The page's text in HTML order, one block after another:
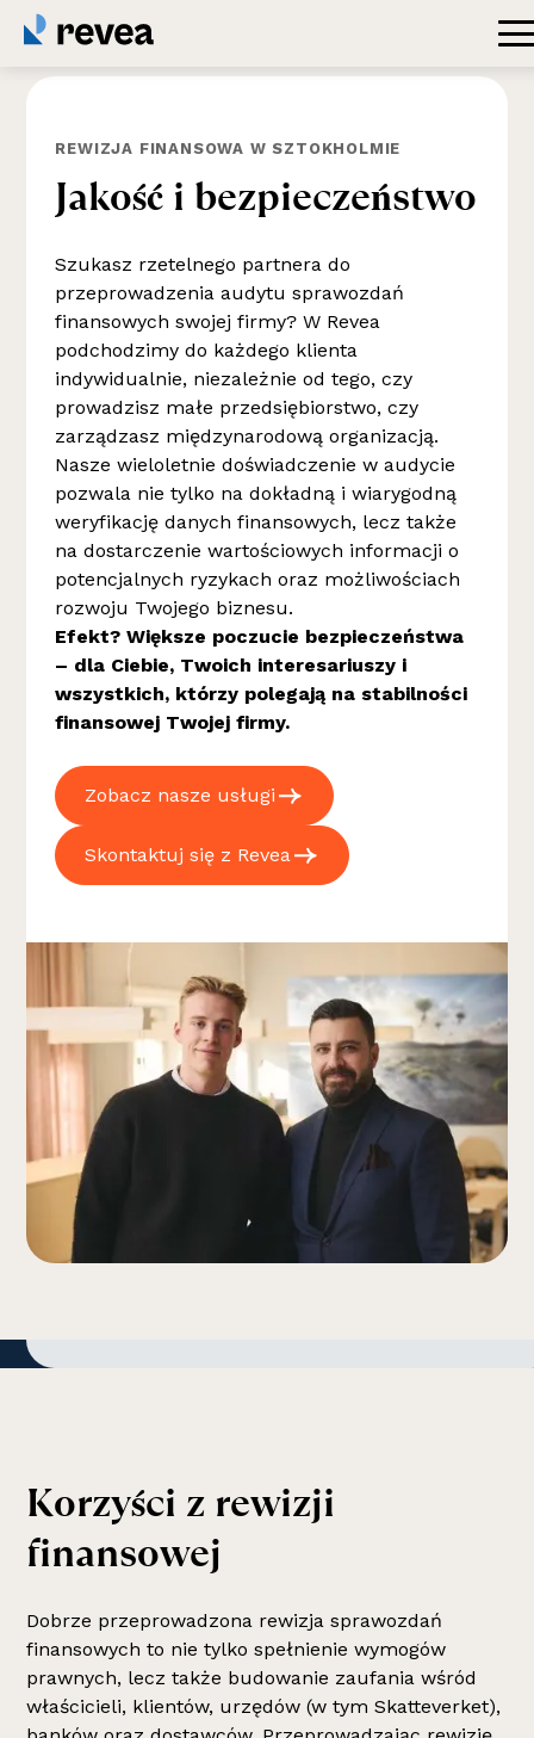
REWIZJA FINANSOWA W SZTOKHOLMIE
Jakość i bezpieczeństwo
Szukasz rzetelnego partnera do
przeprowadzenia audytu sprawozdań
finansowych swojej firmy? W Revea
podchodzimy do każdego klienta
indywidualnie, niezależnie od tego, czy
prowadzisz małe przedsiębiorstwo, czy
zarządzasz międzynarodową organizacją.
Nasze wieloletnie doświadczenie w audycie
pozwala nie tylko na dokładną i wiarygodną
weryfikację danych finansowych, lecz także
na dostarczenie wartościowych informacji o
potencjalnych ryzykach oraz możliwościach
rozwoju Twojego biznesu.
Efekt? Większe poczucie bezpieczeństwa
– dla Ciebie, Twoich interesariuszy i
wszystkich, którzy polegają na stabilności
finansowej Twojej firmy.
Zobacz nasze usługi
Skontaktuj się z Revea
Korzyści z rewizji
finansowej
Dobrze przeprowadzona rewizja sprawozdań
finansowych to nie tylko spełnienie wymogów
prawnych, lecz także budowanie zaufania wśród
właścicieli, klientów, urzędów (w tym Skatteverket),